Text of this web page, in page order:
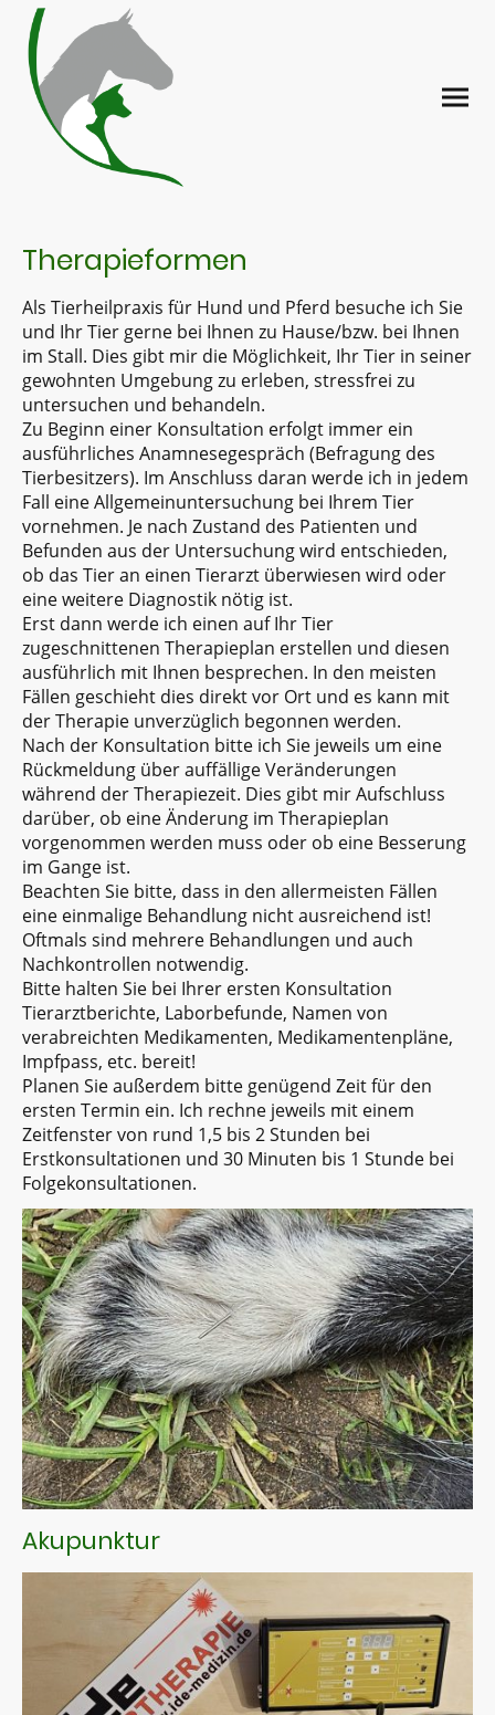
Therapieformen
Als Tierheilpraxis für Hund und Pferd besuche ich Sie
und Ihr Tier gerne bei Ihnen zu Hause/bzw. bei Ihnen
im Stall. Dies gibt mir die Möglichkeit, Ihr Tier in seiner
gewohnten Umgebung zu erleben, stressfrei zu
untersuchen und behandeln.
Zu Beginn einer Konsultation erfolgt immer ein
ausführliches Anamnesegespräch (Befragung des
Tierbesitzers). Im Anschluss daran werde ich in jedem
Fall eine Allgemeinuntersuchung bei Ihrem Tier
vornehmen. Je nach Zustand des Patienten und
Befunden aus der Untersuchung wird entschieden,
ob das Tier an einen Tierarzt überwiesen wird oder
eine weitere Diagnostik nötig ist.
Erst dann werde ich einen auf Ihr Tier
zugeschnittenen Therapieplan erstellen und diesen
ausführlich mit Ihnen besprechen. In den meisten
Fällen geschieht dies direkt vor Ort und es kann mit
der Therapie unverzüglich begonnen werden.
Nach der Konsultation bitte ich Sie jeweils um eine
Rückmeldung über auffällige Veränderungen
während der Therapiezeit. Dies gibt mir Aufschluss
darüber, ob eine Änderung im Therapieplan
vorgenommen werden muss oder ob eine Besserung
im Gange ist.
Beachten Sie bitte, dass in den allermeisten Fällen
eine einmalige Behandlung nicht ausreichend ist!
Oftmals sind mehrere Behandlungen und auch
Nachkontrollen notwendig.
Bitte halten Sie bei Ihrer ersten Konsultation
Tierarztberichte, Laborbefunde, Namen von
verabreichten Medikamenten, Medikamentenpläne,
Impfpass, etc. bereit!
Planen Sie außerdem bitte genügend Zeit für den
ersten Termin ein. Ich rechne jeweils mit einem
Zeitfenster von rund 1,5 bis 2 Stunden bei
Erstkonsultationen und 30 Minuten bis 1 Stunde bei
Folgekonsultationen.
Akupunktur